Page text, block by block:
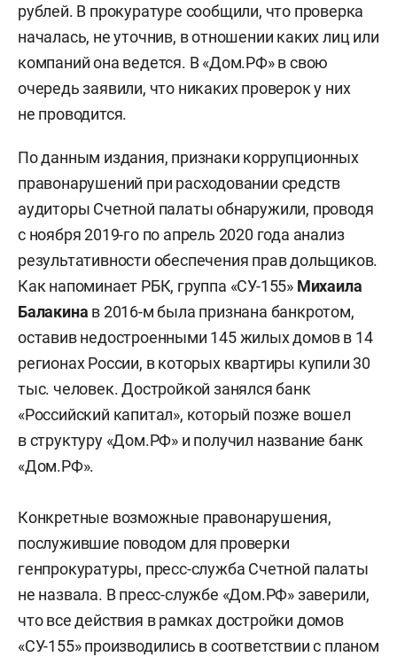
рублей. В прокуратуре сообщили, что проверка
началась, не уточнив, в отношении каких лиц или
компаний она ведется. В «Дом.РФ» в свою
очередь заявили, что никаких проверок у них
не проводится.
По данным издания, признаки коррупционных
правонарушений при расходовании средств
аудиторы Счетной палаты обнаружили, проводя
с ноября 2019-го по апрель 2020 года анализ
результативности обеспечения прав дольщиков.
Как напоминает РБК, группа «СУ-155» Михаила
Балакина в 2016-м была признана банкротом,
оставив недостроенными 145 жилых домов в 14
регионах России, в которых квартиры купили 30
тыс. человек. Достройкой занялся банк
«Российский капитал», который позже вошел
в структуру «Дом.РФ» и получил название банк
«Дом.РФ».
Конкретные возможные правонарушения,
послужившие поводом для проверки
генпрокуратуры, пресс-служба Счетной палаты
не назвала. В пресс-службе «Дом.РФ» заверили,
что все действия в рамках достройки домов
«СУ-155» производились в соответствии с планом